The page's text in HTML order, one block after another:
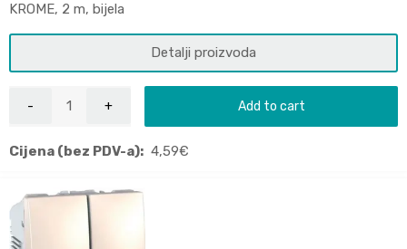
KROME, 2 m, bijela
Detalji proizvoda
Add to cart
Cijena (bez PDV-a): 4,59€